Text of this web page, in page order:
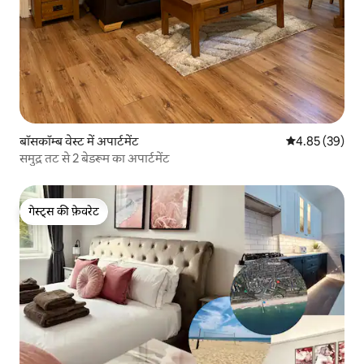
बॉसकॉम्ब वेस्ट में अपार्टमेंट औसत रेटिंग 5 में
4.85 (39)
समुद्र तट से 2 बेडरूम का अपार्टमेंट
गेस्ट्स की फ़ेवरेट
गेस्ट्स की फ़ेवरेट